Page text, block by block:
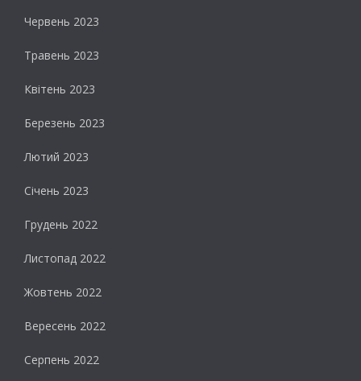
Червень 2023
Травень 2023
Квітень 2023
Березень 2023
Лютий 2023
Січень 2023
Грудень 2022
Листопад 2022
Жовтень 2022
Вересень 2022
Серпень 2022